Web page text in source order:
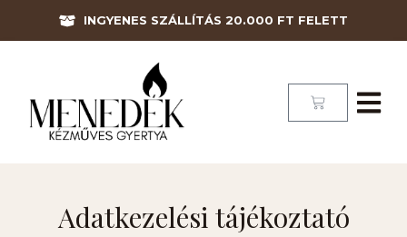
INGYENES SZÁLLÍTÁS 20.000 FT FELETT
Adatkezelési tájékoztató